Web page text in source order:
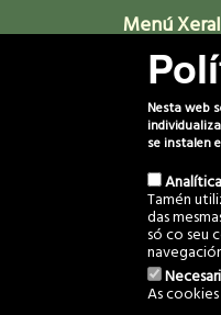
Menú Xeral
Inicio
Novas
Proxectos
Media
Biblioteca
Comunidade
Contacto
Desarrollado por
Nesta web
se instalen
Tamén
das
só co seu
As